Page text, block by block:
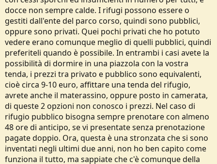
docce non sempre calde. I rifugi possono essere o
gestiti dall'ente del parco corso, quindi sono pubblici,
oppure sono privati. Quei pochi privati che ho potuto
vedere erano comunque meglio di quelli pubblici, quindi
preferiteli quando è possibile. In entrambi i casi avete la
possibilità di dormire in una piazzola con la vostra
tenda, i prezzi tra privato e pubblico sono equivalenti,
cioè circa 9-10 euro, affittare una tenda del rifugio,
avrete anche il materassino, oppure posto in camerata,
di queste 2 opzioni non conosco i prezzi. Nel caso di
rifugio pubblico bisogna sempre prenotare con almeno
48 ore di anticipo, se vi presentate senza prenotazione
pagate doppio. Ora, questa è una stronzata che si sono
inventati negli ultimi due anni, non ho ben capito come
funziona il tutto, ma sappiate che c'è comunque della